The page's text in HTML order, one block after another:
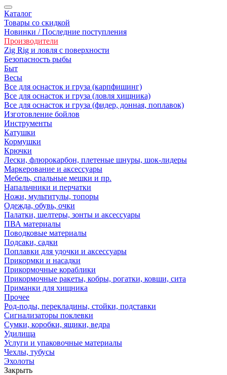
Каталог
Товары со скидкой
Новинки / Последние поступления
Производители
Zig Rig и ловля с поверхности
Безoпасность рыбы
Быт
Весы
Все для оснасток и груза (карпфишинг)
Все для оснасток и груза (ловля хищника)
Все для оснасток и груза (фидер, донная, поплавок)
Изготовление бойлов
Инструменты
Катушки
Кормушки
Крючки
Лески, флюрокарбон, плетеные шнуры, шок-лидеры
Маркерование и аксессуары
Мебель, спальные мешки и пр.
Напальчники и перчатки
Ножи, мультитулы, топоры
Одежда, обувь, очки
Палатки, шелтеры, зонты и аксессуары
ПВА материалы
Поводковые материалы
Подсаки, садки
Поплавки для удочки и аксессуары
Прикормки и насадки
Прикормочные кораблики
Прикормочные ракеты, кобры, рогатки, ковши, сита
Приманки для хищника
Прочее
Род-поды, перекладины, стойки, подставки
Сигнализаторы поклевки
Сумки, коробки, ящики, ведра
Удилища
Услуги и упаковочные материалы
Чехлы, тубусы
Эхолоты
Закрыть